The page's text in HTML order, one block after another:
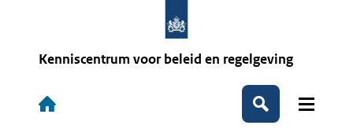
Kenniscentrum voor beleid en regelgeving
Hoofdnavigatie
Zoeken